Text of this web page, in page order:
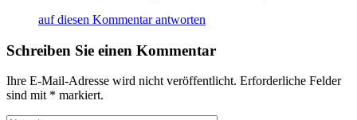
auf diesen Kommentar antworten
Schreiben Sie einen Kommentar
Ihre E-Mail-Adresse wird nicht veröffentlicht. Erforderliche Felder
sind mit * markiert.